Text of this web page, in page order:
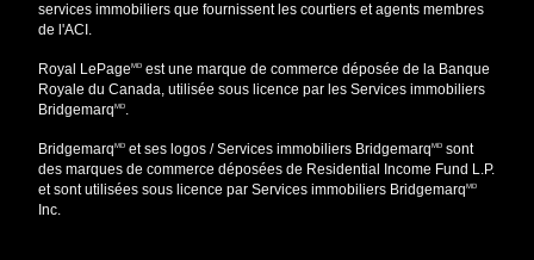
services immobiliers que fournissent les courtiers et agents membres
de l'ACI.
Royal LePage MD est une marque de commerce déposée de la Banque
Royale du Canada, utilisée sous licence par les Services immobiliers
Bridgemarq MD.
Bridgemarq MD et ses logos / Services immobiliers Bridgemarq MD sont
des marques de commerce déposées de Residential Income Fund L.P.
et sont utilisées sous licence par Services immobiliers Bridgemarq MD
Inc.